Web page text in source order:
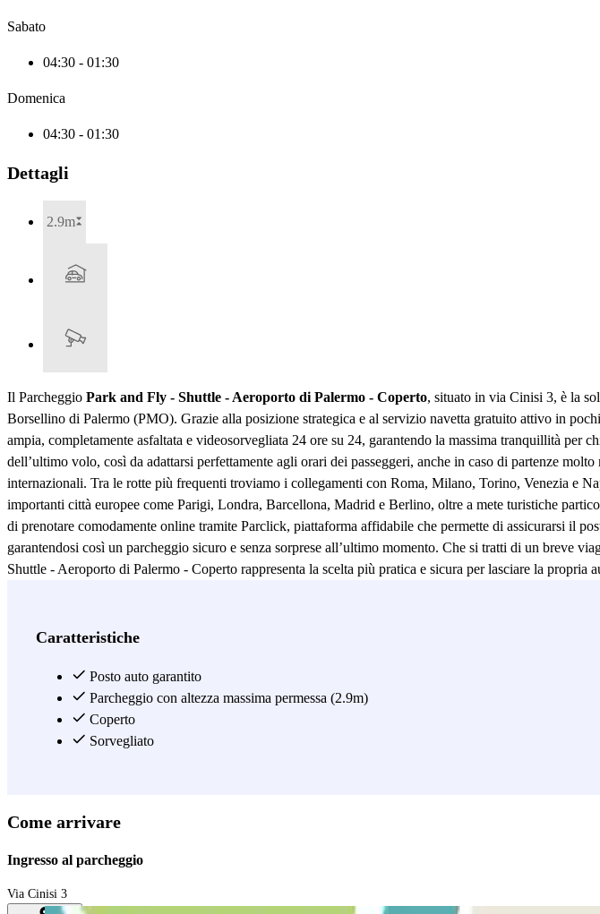
Sabato
04:30 - 01:30
Domenica
04:30 - 01:30
Dettagli
2.9m
Il Parcheggio Park and Fly - Shuttle - Aeroporto di Palermo - Coperto, situato in via Cinisi 3, è la
Borsellino di Palermo (PMO). Grazie alla posizione strategica e al servizio navetta gratuito attivo in
ampia, completamente asfaltata e videosorvegliata 24 ore su 24, garantendo la massima tranquillità
dell’ultimo volo, così da adattarsi perfettamente agli orari dei passeggeri, anche in caso di partenze
internazionali. Tra le rotte più frequenti troviamo i collegamenti con Roma, Milano, Torino, Venezia e
importanti città europee come Parigi, Londra, Barcellona, Madrid e Berlino, oltre a mete turistiche
di prenotare comodamente online tramite Parclick, piattaforma affidabile che permette di assicurarsi il
garantendosi così un parcheggio sicuro e senza sorprese all’ultimo momento. Che si tratti di un breve
Shuttle - Aeroporto di Palermo - Coperto rappresenta la scelta più pratica e sicura per lasciare la
Caratteristiche
Posto auto garantito
Parcheggio con altezza massima permessa (2.9m)
Coperto
Sorvegliato
Come arrivare
Ingresso al parcheggio
Via Cinisi 3